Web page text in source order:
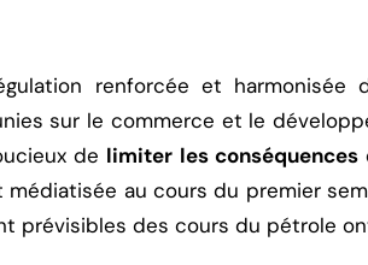
renforcée et harmonisée
sur le commerce et le
de limiter les conséquences
médiatisée au cours du premier
prévisibles des cours du pétrole